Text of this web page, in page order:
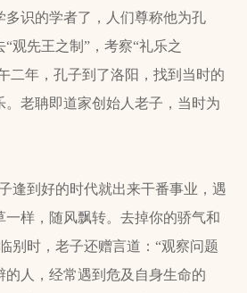
多识的学者了，人们尊称他为孔
观先王之制”，考察“礼乐之
二年，孔子到了洛阳，找到当时的
。老聃即道家创始人老子，当时为
逢到好的时代就出来干番事业，遇
一样，随风飘转。去掉你的骄气和
别时，老子还赠言道：“观察问题
的人，经常遇到危及自身生命的